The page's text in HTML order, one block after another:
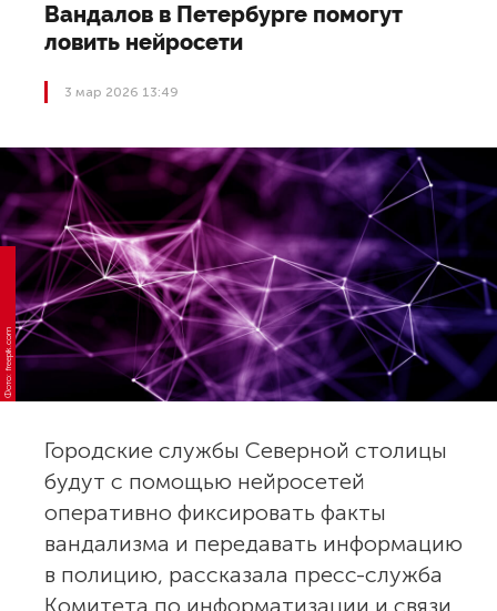
Вандалов в Петербурге помогут
ловить нейросети
3 мар 2026 13:49
Фото: freepik.com
Городские службы Северной столицы
будут с помощью нейросетей
оперативно фиксировать факты
вандализма и передавать информацию
в полицию, рассказала пресс-служба